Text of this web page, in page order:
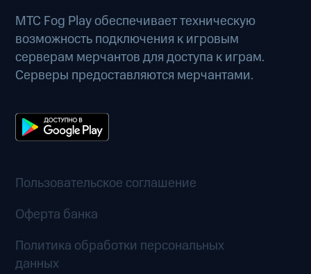
МТС Fog Play обеспечивает техническую
возможность подключения к игровым
серверам мерчантов для доступа к играм.
Серверы предоставляются мерчантами.
Пользовательское соглашение
Оферта банка
Политика обработки персональных
данных